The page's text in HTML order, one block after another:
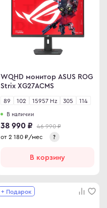
WQHD монитор ASUS ROG
Strix XG27ACMS
89 102 15957 Hz 305 114
В наличии
38 990 ₽
46 990 ₽
от 2 180₽/мес ?
В корзину
+ Подарок